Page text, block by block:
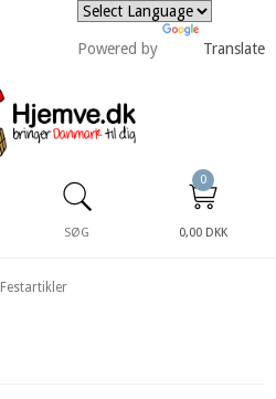
Powered by Translate
SØG
0
0,00 DKK
Festartikler